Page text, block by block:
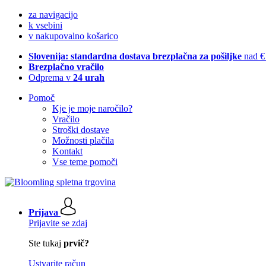
za navigacijo
k vsebini
v nakupovalno košarico
Slovenija: standardna dostava brezplačna za pošiljke nad
Brezplačno vračilo
Odprema v 24 urah
Pomoč
Kje je moje naročilo?
Vračilo
Stroški dostave
Možnosti plačila
Kontakt
Vse teme pomoči
Prijava
Prijavite se zdaj
Ste tukaj prvič?
Ustvarite račun